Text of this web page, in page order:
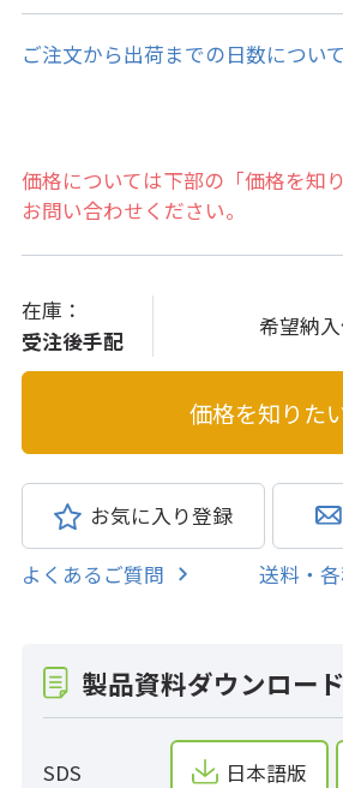
ご注文から出荷までの日数について
価格については下部の「価格を知
お問い合わせください。
在庫：
受注後手配
希望納
お気に入り登録
よくあるご質問 送料・
製品資料ダウンロード
SDS 日本語版